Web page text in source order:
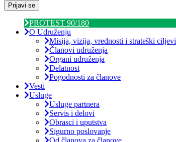
Prijavi se
PROTEST 90/180
O Udruženju
Misija, vizija, vrednosti i strateški ciljevi
Članovi udruženja
Organi udruženja
Delatnost
Pogodnosti za članove
Vesti
Usluge
Usluge partnera
Servis i delovi
Obrasci i uputstva
Sigurno poslovanje
Od članova za članove